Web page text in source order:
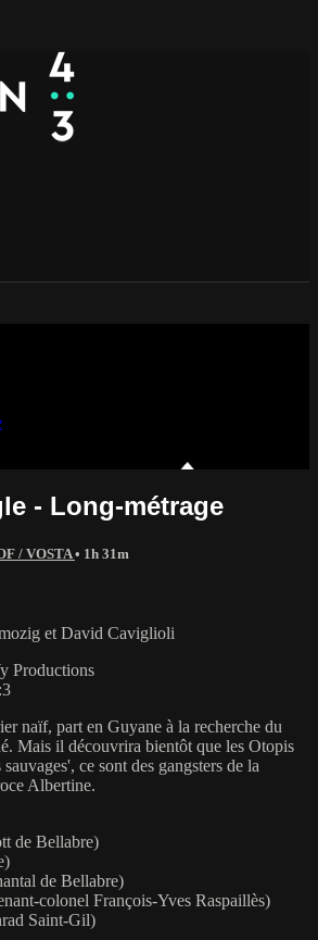
- Long-métrage
/ VOSTA• 1h 31m
et David Caviglioli
Productions
naïf, part en Guyane à la recherche du
Mais il découvrira bientôt que les Otopis
ce sont des gangsters de la
Albertine.
de Bellabre)
de Bellabre)
colonel François-Yves Raspaillès)
Saint-Gil)